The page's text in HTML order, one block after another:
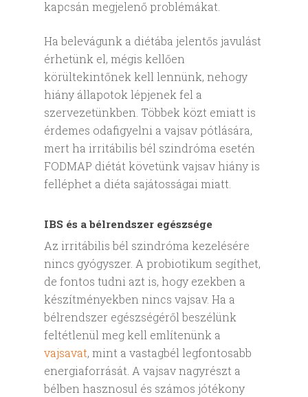
kapcsán megjelenő problémákat.
Ha belevágunk a diétába jelentős javulást
érhetünk el, mégis kellően
körültekintőnek kell lennünk, nehogy
hiány állapotok lépjenek fel a
szervezetünkben. Többek közt emiatt is
érdemes odafigyelni a vajsav pótlására,
mert ha irritábilis bél szindróma esetén
FODMAP diétát követünk vajsav hiány is
felléphet a diéta sajátosságai miatt.
IBS és a bélrendszer egészsége
Az irritábilis bél szindróma kezelésére
nincs gyógyszer. A probiotikum segíthet,
de fontos tudni azt is, hogy ezekben a
készítményekben nincs vajsav. Ha a
bélrendszer egészségéről beszélünk
feltétlenül meg kell említenünk a
vajsavat, mint a vastagbél legfontosabb
energiaforrását. A vajsav nagyrészt a
bélben hasznosul és számos jótékony